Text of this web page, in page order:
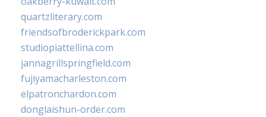
quartzliterary.com
friendsofbroderickpark.com
studiopiattellina.com
jannagrillspringfield.com
fujiyamacharleston.com
elpatronchardon.com
donglaishun-order.com